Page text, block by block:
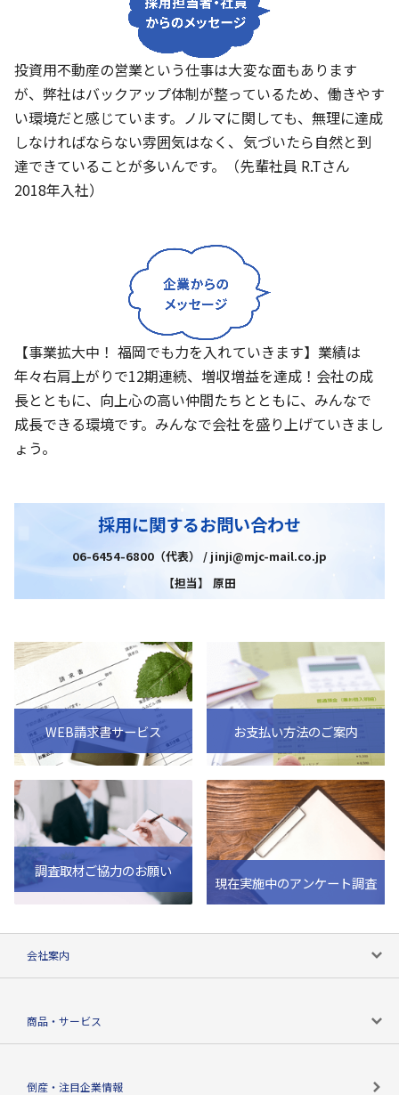
投資用不動産の営業という仕事は大変な面もあります
が、弊社はバックアップ体制が整っているため、働きやす
い環境だと感じています。ノルマに関しても、無理に達成
しなければならない雰囲気はなく、気づいたら自然と到
達できていることが多いんです。（先輩社員 R.Tさん
2018年入社）
【事業拡大中！ 福岡でも力を入れていきます】業績は
年々右肩上がりで12期連続、増収増益を達成！会社の成
長とともに、向上心の高い仲間たちとともに、みんなで
成長できる環境です。みんなで会社を盛り上げていきまし
ょう。
採用に関するお問い合わせ
06-6454-6800（代表） / jinji@mjc-mail.co.jp
【担当】 原田
WEB請求書サービス お支払い方法のご案内
調査取材ご協力のお願い
現在実施中のアンケート調査
会社案内
商品・サービス
倒産・注目企業情報